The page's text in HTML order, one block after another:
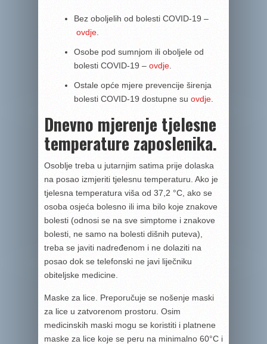
Bez oboljelih od bolesti COVID-19 –
ovdje
Osobe pod sumnjom ili oboljele od
bolesti COVID-19 – ovdje
Ostale opće mjere prevencije širenja
bolesti COVID-19 dostupne su ovdje
Dnevno mjerenje tjelesne
temperature zaposlenika.
Osoblje treba u jutarnjim satima prije dolaska
na posao izmjeriti tjelesnu temperaturu. Ako je
tjelesna temperatura viša od 37,2 °C, ako se
osoba osjeća bolesno ili ima bilo koje znakove
bolesti (odnosi se na sve simptome i znakove
bolesti, ne samo na bolesti dišnih puteva),
treba se javiti nadređenom i ne dolaziti na
posao dok se telefonski ne javi liječniku
obiteljske medicine.
Maske za lice. Preporučuje se nošenje maski
za lice u zatvorenom prostoru. Osim
medicinskih maski mogu se koristiti i platnene
maske za lice koje se peru na minimalno 60°C i